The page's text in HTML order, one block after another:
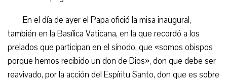
En el día de ayer el Papa ofició la misa inaugural,
también en la Basílica Vaticana, en la que recordó a los
prelados que participan en el sínodo, que «somos obispos
porque hemos recibido un don de Dios», don que debe ser
reavivado, por la acción del Espíritu Santo, don que es sobre